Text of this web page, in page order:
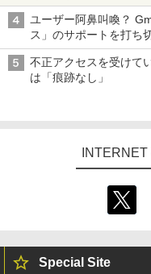
ち・ざ・ろーど！その
ユーザー阿鼻叫喚？
ス」のサポートを打ち
不正アクセスを受けて
は「痕跡なし」
Special Site